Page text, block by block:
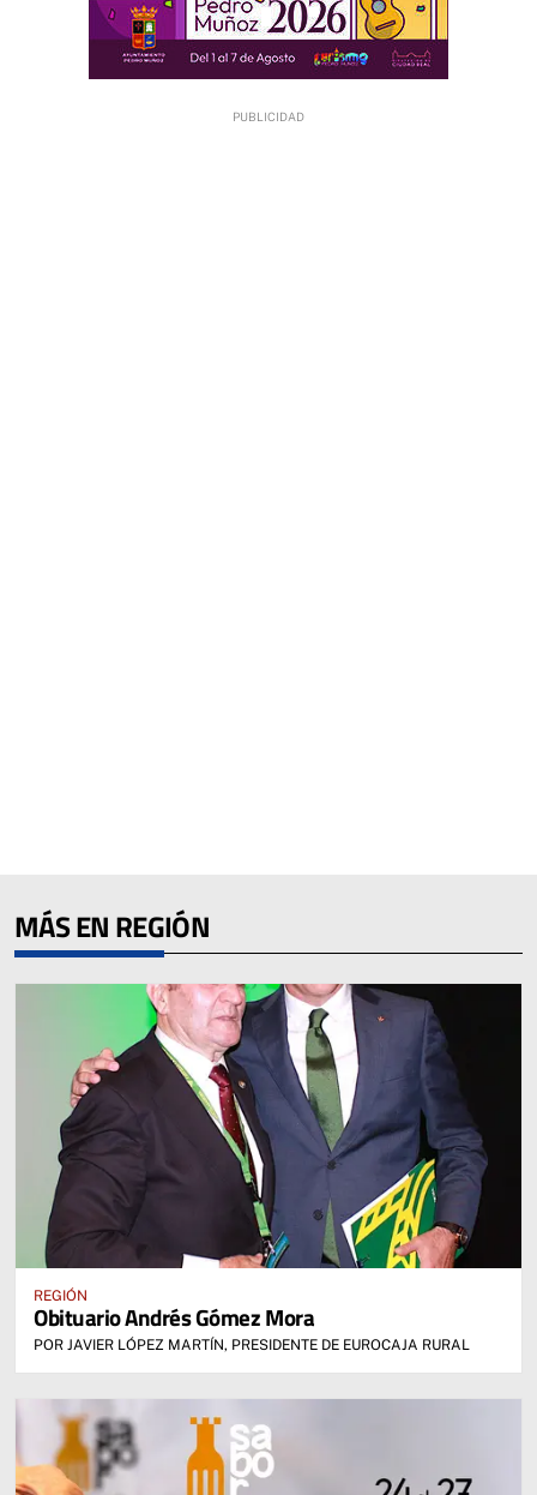
MÁS EN REGIÓN
REGIÓN
Obituario Andrés Gómez Mora
POR JAVIER LÓPEZ MARTÍN, PRESIDENTE DE EUROCAJA RURAL